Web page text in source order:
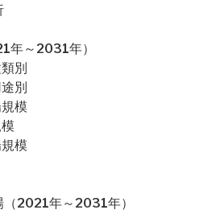
年～2031年）
別
別
模
模
2021年～2031年）